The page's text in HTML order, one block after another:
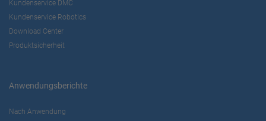
Kundenservice DMC
Kundenservice Robotics
Download Center
Produktsicherheit
Anwendungsberichte
Nach Anwendung